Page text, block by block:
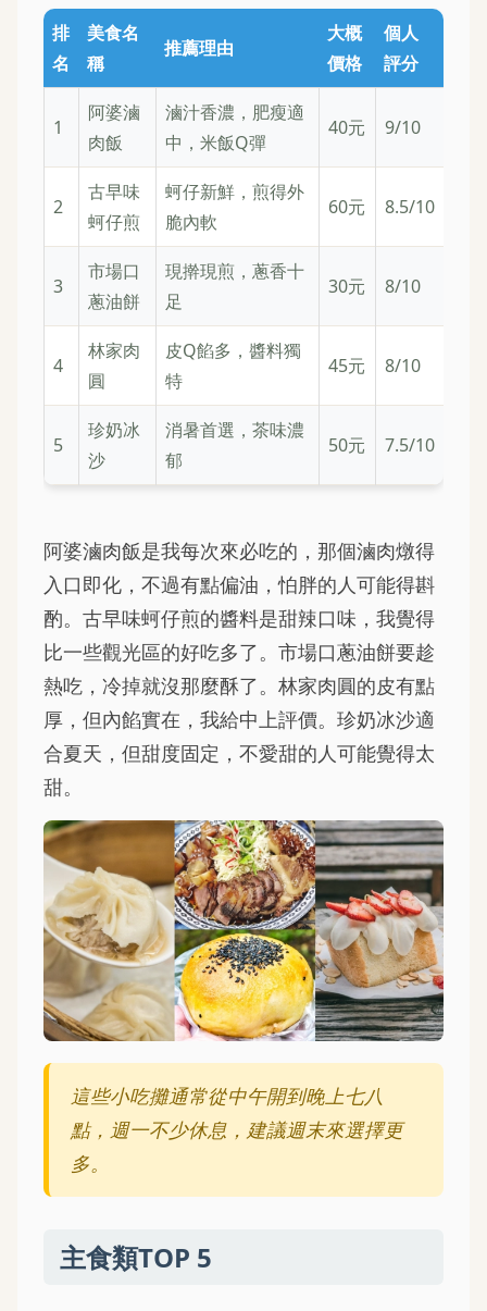
排
名
美食名
稱
推薦理由
大概
價格
個人
評分
1
阿婆滷
肉飯
滷汁香濃，肥瘦適
中，米飯Q彈
40元 9/10
2
古早味
蚵仔煎
蚵仔新鮮，煎得外
脆內軟
60元 8.5/10
3
市場口
蔥油餅
現擀現煎，蔥香十
足
30元 8/10
4
林家肉
圓
皮Q餡多，醬料獨
特
45元 8/10
5
珍奶冰
沙
消暑首選，茶味濃
郁
50元 7.5/10
阿婆滷肉飯是我每次來必吃的，那個滷肉燉得
入口即化，不過有點偏油，怕胖的人可能得斟
酌。古早味蚵仔煎的醬料是甜辣口味，我覺得
比一些觀光區的好吃多了。市場口蔥油餅要趁
熱吃，冷掉就沒那麼酥了。林家肉圓的皮有點
厚，但內餡實在，我給中上評價。珍奶冰沙適
合夏天，但甜度固定，不愛甜的人可能覺得太
甜。
這些小吃攤通常從中午開到晚上七八
點，週一不少休息，建議週末來選擇更
多。
主食類TOP 5